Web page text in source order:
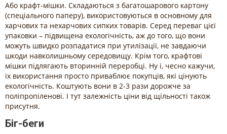
Або крафт-мішки. Складаються з багатошарового картону
(спеціального паперу), використовуються в основному для
харчових та нехарчових сипких товарів. Серед переваг цієї
упаковки – підвищена екологічність, аж до того, що вони
можуть швидко розпадатися при утилізації, не завдаючи
шкоди навколишньому середовищу. Крім того, крафтові
мішки підлягають вторинній переробці. Ну і, чесно кажучи,
їх використання просто приваблює покупців, які цінують
екологічність. Коштують вони в 2-3 рази дорожче за
поліпропіленові. І тут залежність ціни від щільності також
присутня.
Біг-беги